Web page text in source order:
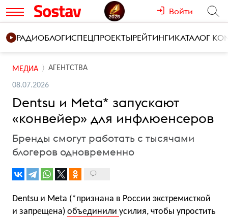
Войти
РАДИОБЛОГИСПЕЦПРОЕКТЫРЕЙТИНГИКАТАЛОГ
МЕДИА АГЕНТСТВА
08.07.2026
Dentsu и Meta* запускают
«конвейер» для инфлюенсеров
Бренды смогут работать с тысячами
блогеров одновременно
Dentsu и Meta (*признана в России экстремисткой
и запрещена) объединили усилия, чтобы упростить